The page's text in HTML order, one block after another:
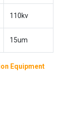
110kv
15um
Equipment